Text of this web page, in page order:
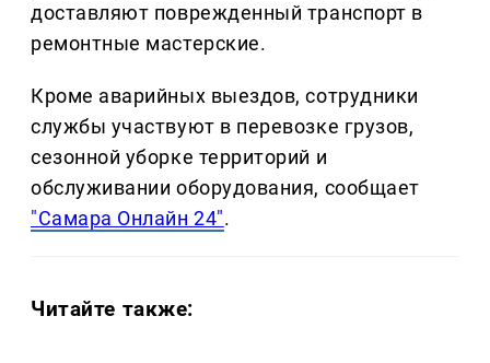
доставляют поврежденный транспорт в
ремонтные мастерские.
Кроме аварийных выездов, сотрудники
службы участвуют в перевозке грузов,
сезонной уборке территорий и
обслуживании оборудования, сообщает
"Самара Онлайн 24".
Читайте также: